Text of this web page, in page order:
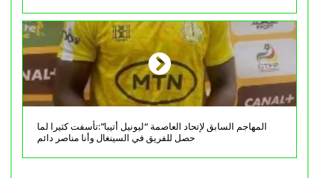
المهاجم السابق لإتحاد العاصمة “ليونيل أتيبا”:تأسفت كثيرا لما
حصل للفريق في السينغال وأنا مناصر دائم